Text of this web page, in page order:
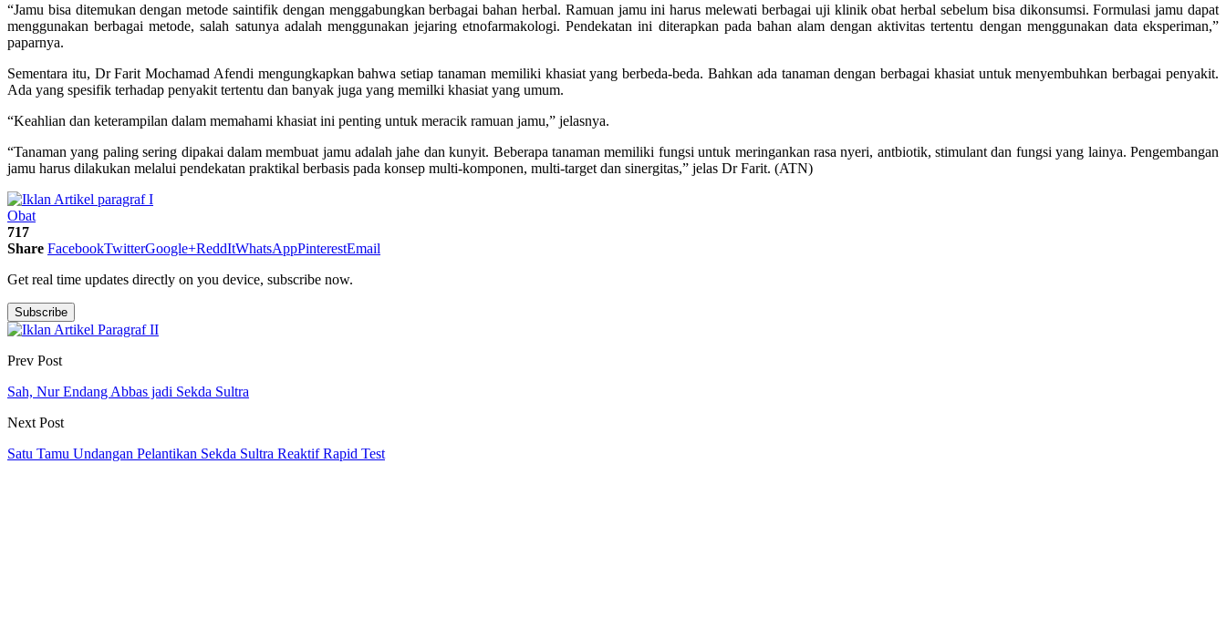
“Jamu bisa ditemukan dengan metode saintifik dengan menggabungkan berbagai bahan herbal. Ramuan jamu ini harus melewati berbagai uji klinik obat herbal sebelum bisa dikonsumsi. Formulasi jamu dapat
menggunakan berbagai metode, salah satunya adalah menggunakan jejaring etnofarmakologi. Pendekatan ini diterapkan pada bahan alam dengan aktivitas tertentu dengan menggunakan data eksperiman,”
paparnya.
Sementara itu, Dr Farit Mochamad Afendi mengungkapkan bahwa setiap tanaman memiliki khasiat yang berbeda-beda. Bahkan ada tanaman dengan berbagai khasiat untuk menyembuhkan berbagai penyakit.
Ada yang spesifik terhadap penyakit tertentu dan banyak juga yang memilki khasiat yang umum.
“Keahlian dan keterampilan dalam memahami khasiat ini penting untuk meracik ramuan jamu,” jelasnya.
“Tanaman yang paling sering dipakai dalam membuat jamu adalah jahe dan kunyit. Beberapa tanaman memiliki fungsi untuk meringankan rasa nyeri, antbiotik, stimulant dan fungsi yang lainya. Pengembangan
jamu harus dilakukan melalui pendekatan praktikal berbasis pada konsep multi-komponen, multi-target dan sinergitas,” jelas Dr Farit. (ATN)
Obat
717
Share FacebookTwitterGoogle+ReddItWhatsAppPinterestEmail
Get real time updates directly on you device, subscribe now.
Subscribe
Prev Post
Sah, Nur Endang Abbas jadi Sekda Sultra
Next Post
Satu Tamu Undangan Pelantikan Sekda Sultra Reaktif Rapid Test